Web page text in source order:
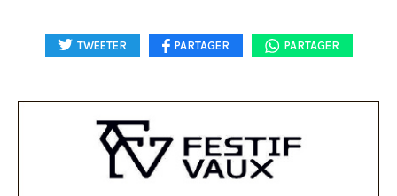
TWEETER PARTAGER PARTAGER